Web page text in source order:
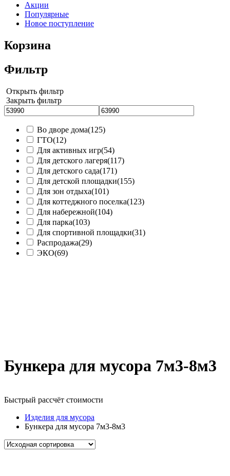
Акции
Популярные
Новое поступление
Корзина
Фильтр
Открыть фильтр
Закрыть фильтр
Во дворе дома(125)
ГТО(12)
Для активных игр(54)
Для детского лагеря(117)
Для детского сада(171)
Для детской площадки(155)
Для зон отдыха(101)
Для коттеджного поселка(123)
Для набережной(104)
Для парка(103)
Для спортивной площадки(31)
Распродажа(29)
ЭКО(69)
Бункера для мусора 7м3-8м3
Быстрый рассчёт стоимости
Изделия для мусора
Бункера для мусора 7м3-8м3